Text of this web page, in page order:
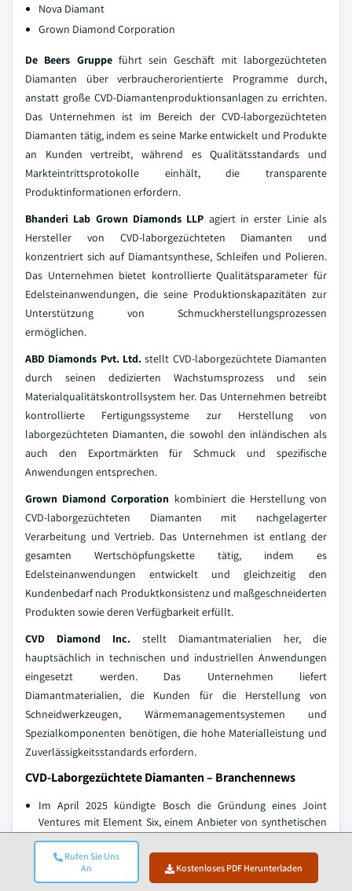
Rufen Sie Uns
An
Kostenloses PDF Herunterladen
Nova Diamant
Grown Diamond Corporation
De Beers Gruppeführt sein Geschäft mit laborgezüchteten
Diamanten über verbraucherorientierte Programme durch,
anstatt große CVD-Diamantenproduktionsanlagen zu errichten.
Das Unternehmen ist im Bereich der CVD-laborgezüchteten
Diamanten tätig, indem es seine Marke entwickelt und Produkte
an Kunden vertreibt, während es Qualitätsstandards und
Markteintrittsprotokolle einhält, die transparente
Produktinformationen erfordern.
Bhanderi Lab Grown Diamonds LLP agiert in erster Linie als
Hersteller von CVD-laborgezüchteten Diamanten und
konzentriert sich auf Diamantsynthese, Schleifen und Polieren.
Das Unternehmen bietet kontrollierte Qualitätsparameter für
Edelsteinanwendungen, die seine Produktionskapazitäten zur
Unterstützung von Schmuckherstellungsprozessen
ermöglichen.
ABD Diamonds Pvt. Ltd. stellt CVD-laborgezüchtete Diamanten
durch seinen dedizierten Wachstumsprozess und sein
Materialqualitätskontrollsystem her. Das Unternehmen betreibt
kontrollierte Fertigungssysteme zur Herstellung von
laborgezüchteten Diamanten, die sowohl den inländischen als
auch den Exportmärkten für Schmuck und spezifische
Anwendungen entsprechen.
Grown Diamond Corporation kombiniert die Herstellung von
CVD-laborgezüchteten Diamanten mit nachgelagerter
Verarbeitung und Vertrieb. Das Unternehmen ist entlang der
gesamten Wertschöpfungskette tätig, indem es
Edelsteinanwendungen entwickelt und gleichzeitig den
Kundenbedarf nach Produktkonsistenz und maßgeschneiderten
Produkten sowie deren Verfügbarkeit erfüllt.
CVD Diamond Inc. stellt Diamantmaterialien her, die
hauptsächlich in technischen und industriellen Anwendungen
eingesetzt werden. Das Unternehmen liefert
Diamantmaterialien, die Kunden für die Herstellung von
Schneidwerkzeugen, Wärmemanagementsystemen und
Spezialkomponenten benötigen, die hohe Materialleistung und
Zuverlässigkeitsstandards erfordern.
CVD-Laborgezüchtete Diamanten – Branchennews
Im April 2025 kündigte Bosch die Gründung eines Joint
Ventures mit Element Six, einem Anbieter von synthetischen
Diamantlösungen innerhalb der De Beers Gruppe, zur
Bildung von Bosch Quantum Sensing an.
Im September 2023 gab der koreanische Hersteller von